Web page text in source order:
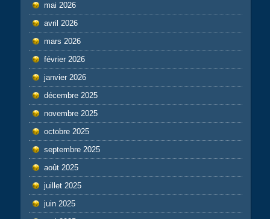
mai 2026
avril 2026
mars 2026
février 2026
janvier 2026
décembre 2025
novembre 2025
octobre 2025
septembre 2025
août 2025
juillet 2025
juin 2025